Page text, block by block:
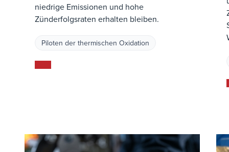
niedrige Emissionen und hohe
Zünderfolgsraten erhalten bleiben.
Piloten der thermischen Oxidation